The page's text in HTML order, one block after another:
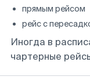
прямым рейсом
рейс с
Иногда в
чартерные